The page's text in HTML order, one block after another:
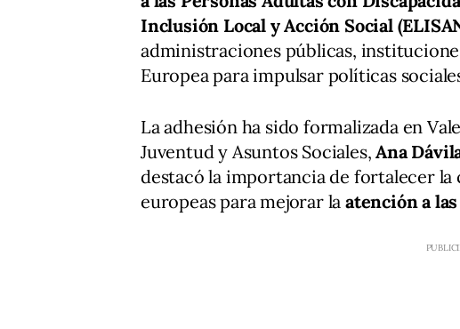
Inclusión Local y Acción Social
administraciones públicas,
Europea para impulsar políticas
La adhesión ha sido formalizada en
Juventud y Asuntos Sociales,Ana
destacó la importancia de fortalecer
europeas para mejorar laatención a